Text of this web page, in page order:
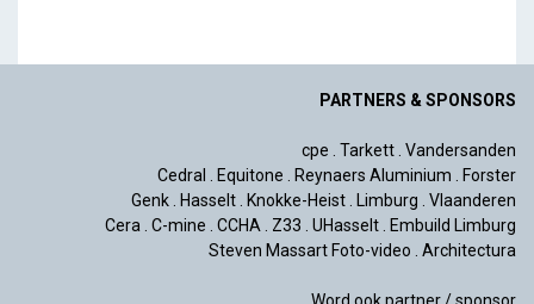
PARTNERS & SPONSORS
cpe . Tarkett. Vandersanden
Cedral . Equitone . Reynaers Aluminium . Forster
Genk. Hasselt. Knokke-Heist. Limburg . Vlaanderen
Cera. C-mine . CCHA. Z33 . UHasselt. Embuild Limburg
Steven Massart Foto-video . Architectura